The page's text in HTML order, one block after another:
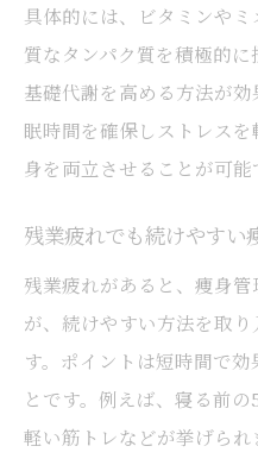
痩身目標と健康
痩身と働き方改
残業疲れから回復す
ト
毎日続けやすい
疲労回復と痩身
説
残業後にできる
痩身効果を高め
具体的には、ビタミンや
質なタンパク質を積極的
基礎代謝を高める方法が
眠時間を確保しストレス
身を両立させることが可能
残業疲れでも続けやすい
残業疲れがあると、痩身
が、続けやすい方法を取
す。ポイントは短時間で
とです。例えば、寝る前
軽い筋トレなどが挙げられ